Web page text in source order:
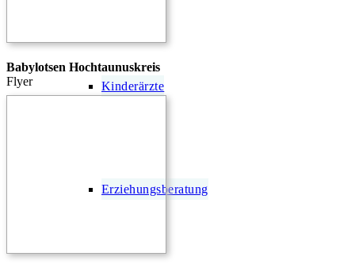
Kinderärzte
Erziehungsberatung
Babylotsen Hochtaunuskreis
Flyer